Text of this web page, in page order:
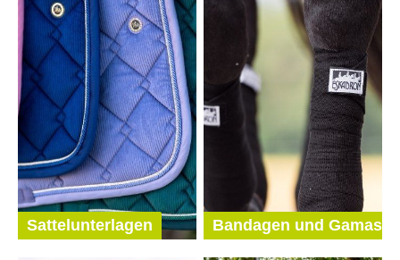
Sattelunterlagen Bandagen und